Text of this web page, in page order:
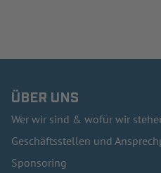
ÜBER UNS
Wer wir sind & wofür wir
Geschäftsstellen und
Sponsoring